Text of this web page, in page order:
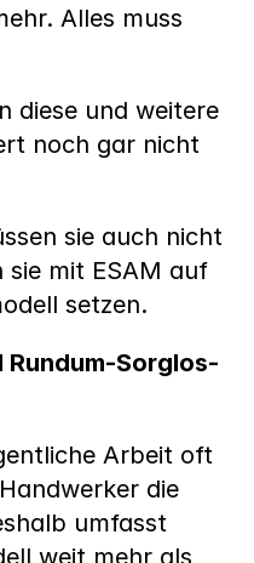
Alles muss
diese und weitere
noch gar nicht
sie auch nicht
sie mit ESAM auf
setzen.
Rundum-Sorglos-
Arbeit oft
die
umfasst
weit mehr als